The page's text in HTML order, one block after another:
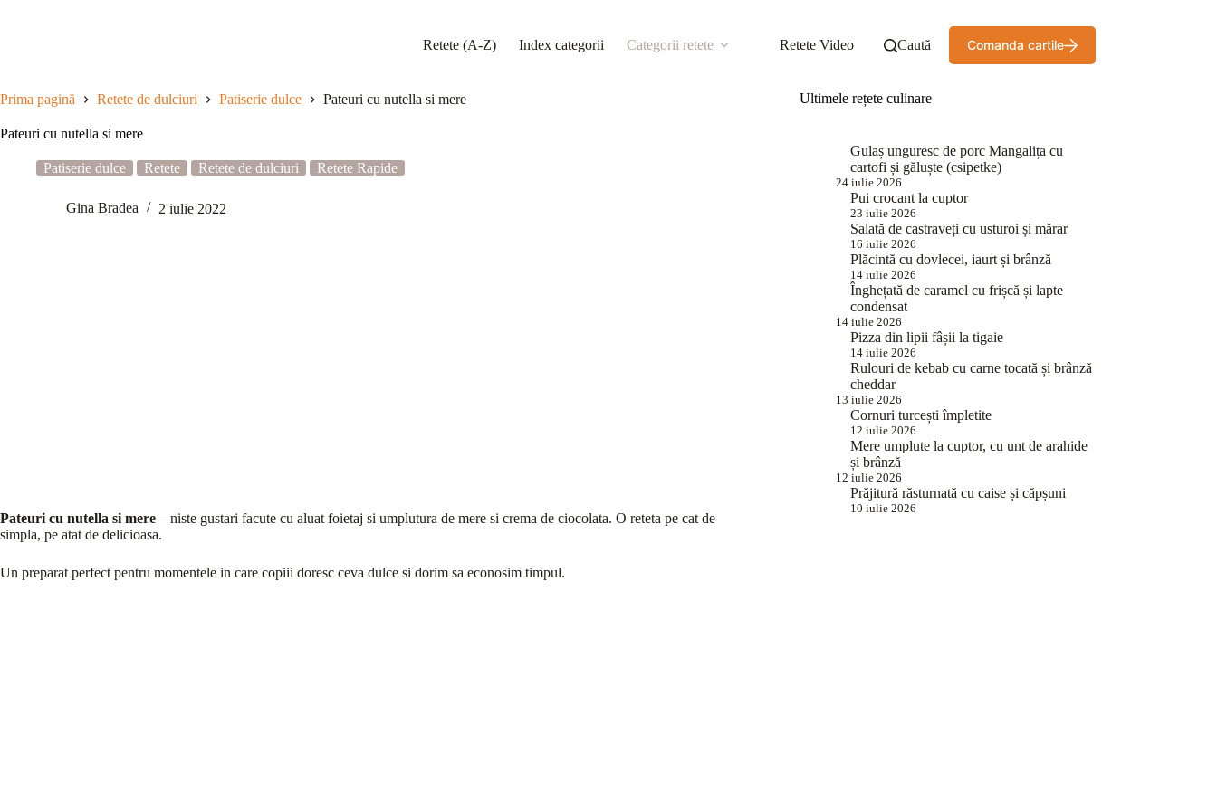
Retete (A-Z) Index categorii Categorii retete Retete Video Caută Comanda cartile
Prima pagină Retete de dulciuri Patiserie dulce Pateuri cu nutella si mere
Pateuri cu nutella si mere
Patiserie dulce Retete Retete de dulciuri Retete Rapide
Gina Bradea 2 iulie 2022
Pateuri cu nutella si mere – niste gustari facute cu aluat foietaj si umplutura de mere si crema de ciocolata. O reteta pe cat de
simpla, pe atat de delicioasa.
Un preparat perfect pentru momentele in care copiii doresc ceva dulce si dorim sa econosim timpul.
Ultimele rețete culinare
Gulaș unguresc de porc Mangalița cu
cartofi și găluște (csipetke)
24 iulie 2026
Pui crocant la cuptor
23 iulie 2026
Salată de castraveți cu usturoi și mărar
16 iulie 2026
Plăcintă cu dovlecei, iaurt și brânză
14 iulie 2026
Înghețată de caramel cu frișcă și lapte
condensat
14 iulie 2026
Pizza din lipii fâșii la tigaie
14 iulie 2026
Rulouri de kebab cu carne tocată și brânză
cheddar
13 iulie 2026
Cornuri turcești împletite
12 iulie 2026
Mere umplute la cuptor, cu unt de arahide
și brânză
12 iulie 2026
Prăjitură răsturnată cu caise și căpșuni
10 iulie 2026